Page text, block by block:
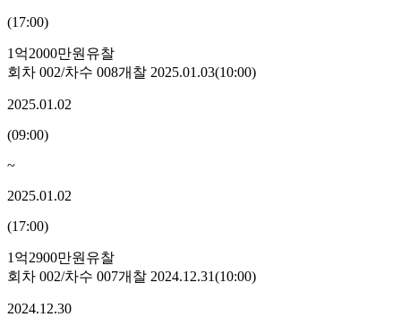
(17:00)
1억2000만원 유찰
회차 002/차수 008개찰 2025.01.03(10:00)
2025.01.02
(09:00)
~
2025.01.02
(17:00)
1억2900만원 유찰
회차 002/차수 007개찰 2024.12.31(10:00)
2024.12.30